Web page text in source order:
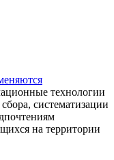
технологии
систематизации
на территории